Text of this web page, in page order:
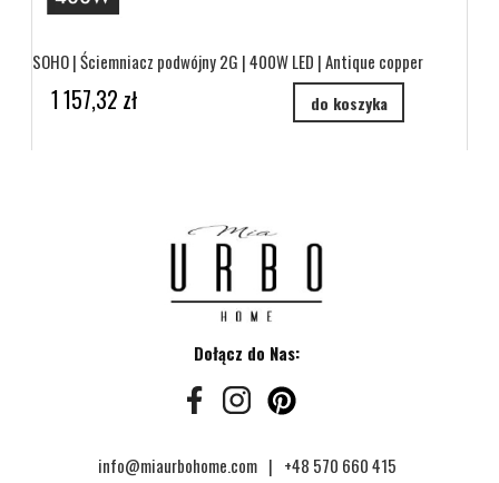
SOHO | Ściemniacz podwójny 2G | 400W LED | Antique copper
1 157,32 zł do koszyka
Dołącz do Nas:
info@miaurbohome.com +48 570 660 415